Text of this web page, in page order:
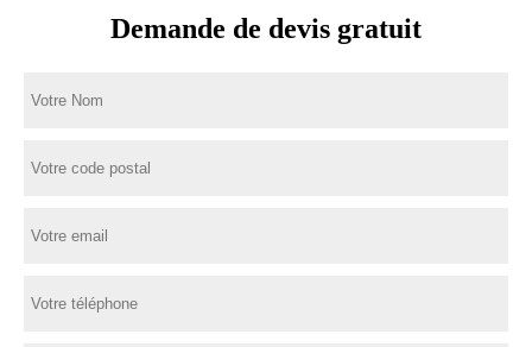
Demande de devis gratuit